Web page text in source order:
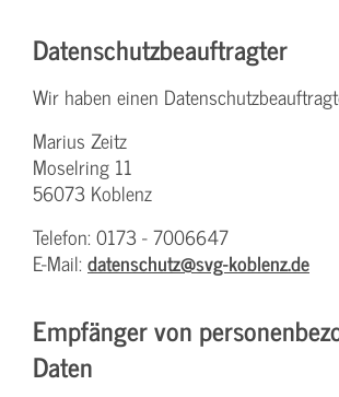
Datenschutz­beauftragter
Wir haben einen
Marius Zeitz
Moselring 11
56073 Koblenz
Telefon: 0173 - 7006647
E-Mail: datenschutz@svg-koblenz.de
Empfänger von
Daten